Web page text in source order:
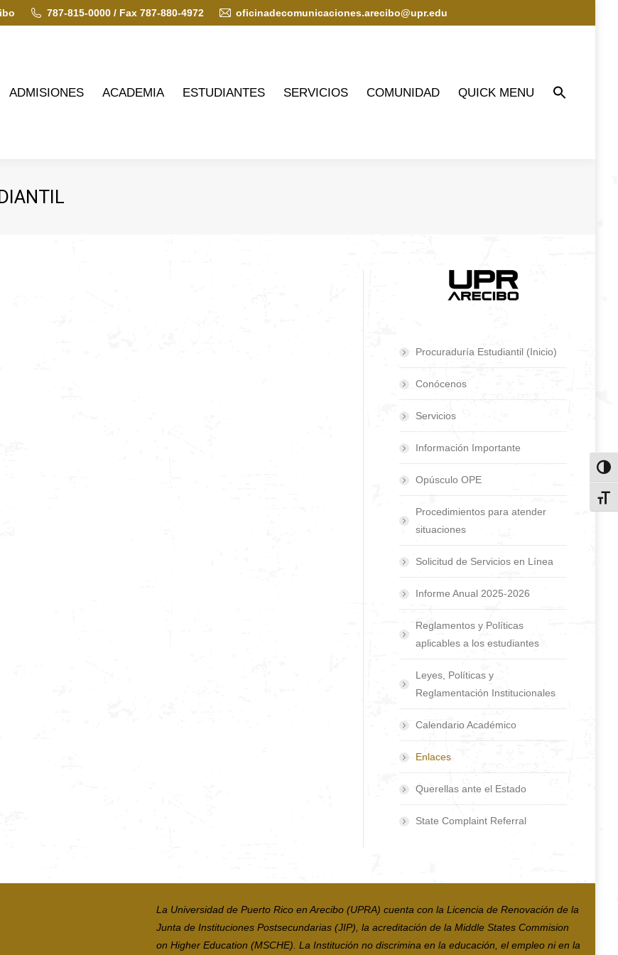
787-815-0000 / Fax 787-880-4972 oficinadecomunicaciones.arecibo@upr.edu
ADMISIONES ACADEMIA ESTUDIANTES SERVICIOS COMUNIDAD QUICK MENU
Procuraduría Estudiantil (Inicio)
Conócenos
Servicios
Información Importante
Opúsculo OPE
Procedimientos para atender
situaciones
Solicitud de Servicios en Línea
Informe Anual 2025-2026
Reglamentos y Políticas
aplicables a los estudiantes
Leyes, Políticas y
Reglamentación Institucionales
Calendario Académico
Enlaces
Querellas ante el Estado
State Complaint Referral
La Universidad de Puerto Rico en Arecibo (UPRA) cuenta con la Licencia de Renovación de la
Junta de Instituciones Postsecundarias (JIP), la acreditación de la Middle States Commision
on Higher Education (MSCHE). La Institución no discrimina en la educación, el empleo ni en la
ESTUDIANTES COMUNIDAD